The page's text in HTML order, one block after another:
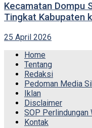
Kecamatan Dompu
Tingkat Kabupaten
25 April 2026
Home
Tentang
Redaksi
Pedoman Media
Iklan
Disclaimer
SOP Perlindungan
Kontak